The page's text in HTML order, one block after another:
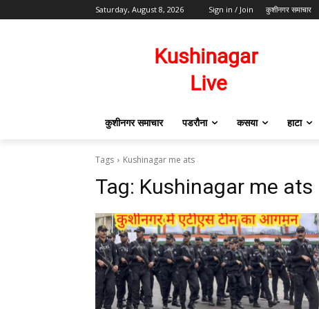
Saturday, August 8, 2026 Sign in / Join कुशीनगर समाचार
कुशीनगर समाचार पडरौना कसया हाटा
Tags Kushinagar me ats
Tag: Kushinagar me ats